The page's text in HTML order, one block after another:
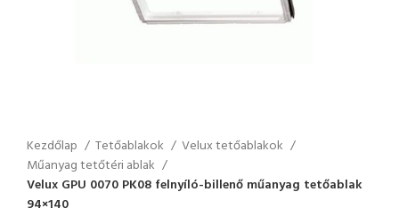
Kezdőlap Tetőablakok
Velux tetőablakok
Műanyag tetőtéri ablak
Velux GPU 0070 PK08 felnyíló-billenő műanyag tetőablak
94×140